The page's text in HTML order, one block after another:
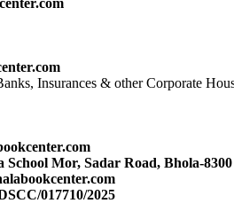
Insurances & other Corporate
School Mor, Sadar Road, Bhola-8300
017710/2025